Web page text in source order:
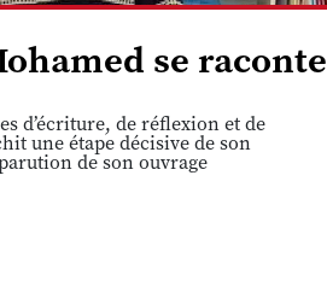
se raconte
d’écriture, de réflexion et de
une étape décisive de son
de son ouvrage